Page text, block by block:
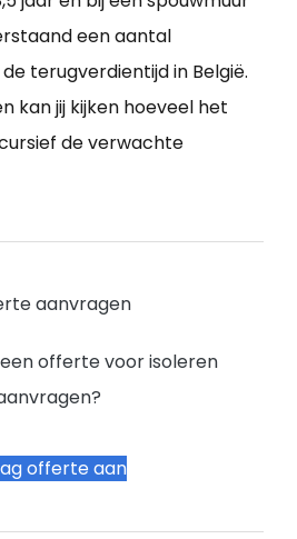
een aantal
terugverdientijd in België.
kan jij kijken hoeveel het
de verwachte
aanvragen
offerte voor isoleren
offerte aan